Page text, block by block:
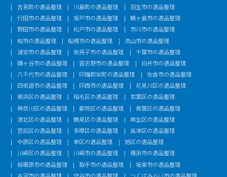
吉見町の遺品整理
川島町の遺品整理
羽生市の遺品整理
行田市の遺品整理
坂戸市の遺品整理
鶴ヶ島市の遺品整理
野田市の遺品整理
松戸市の遺品整理
市川市の遺品整理
柏市の遺品整理
船橋市の遺品整理
流山市の遺品整理
浦安市の遺品整理
我孫子市の遺品整理
千葉市の遺品整理
鎌ヶ谷市の遺品整理
習志野市の遺品整理
白井市の遺品整理
八千代市の遺品整理
印旛郡栄町の遺品整理
佐倉市の遺品整理
四街道市の遺品整理
印西市の遺品整理
花見川区の遺品整理
美浜区の遺品整理
稲毛区の遺品整理
若葉区の遺品整理
神奈川区の遺品整理
都筑区の遺品整理
青葉区の遺品整理
港北区の遺品整理
鶴見区の遺品整理
麻生区の遺品整理
宮前区の遺品整理
多摩区の遺品整理
高津区の遺品整理
中原区の遺品整理
幸区の遺品整理
旭区の遺品整理
川崎区の遺品整理
川崎市の遺品整理
横浜市の遺品整理
相模原市の遺品整理
取手市の遺品整理
坂東市の遺品整理
古河市の遺品整理
守谷市の遺品整理
つくばみらい市の遺品整理